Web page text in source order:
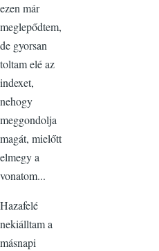
ezen már
meglepődtem,
de gyorsan
toltam elé az
indexet,
nehogy
meggondolja
magát, mielőtt
elmegy a
vonatom...
Hazafelé
nekiálltam a
másnapi